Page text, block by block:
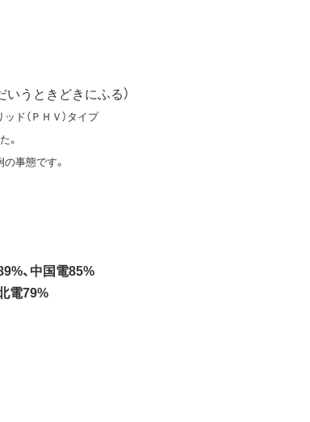
うときどきにふる）
ド（ＰＨＶ）タイプ
。
事態です。
、中国電85%
電79%